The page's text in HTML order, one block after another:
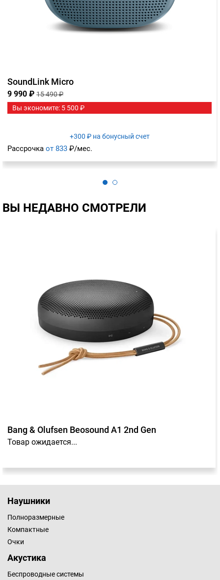
SoundLink Micro
9 990 ₽ 15 490 ₽
Вы экономите: 5 500 ₽
+300 ₽ на бонусный счет
Рассрочка от 833 ₽/мес.
ВЫ НЕДАВНО СМОТРЕЛИ
Bang & Olufsen Beosound A1 2nd Gen
Товар ожидается...
Наушники
Полноразмерные
Компактные
Очки
Акустика
Беспроводные системы